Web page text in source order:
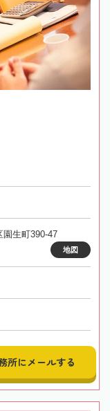
園生町390-47
地図
所にメールする